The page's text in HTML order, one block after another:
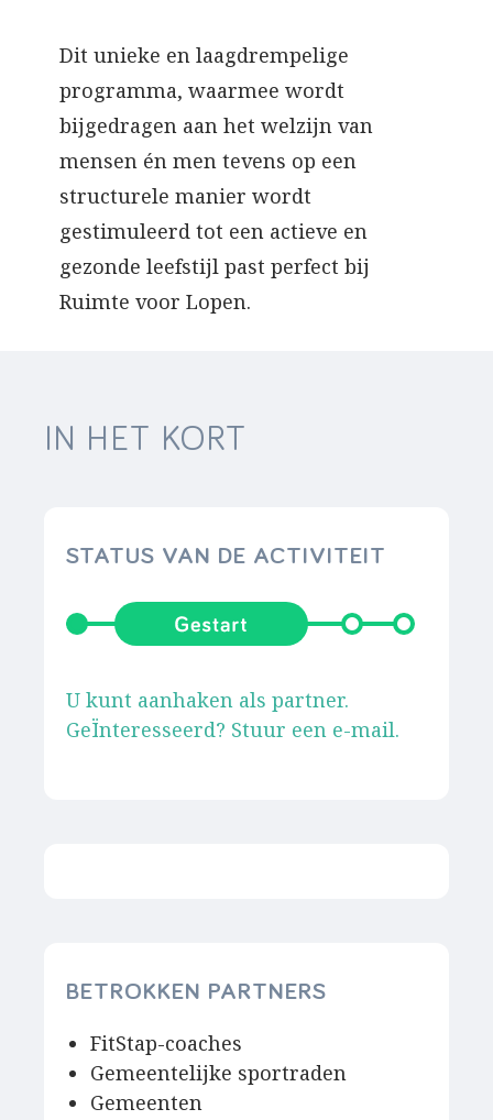
Dit unieke en laagdrempelige
programma, waarmee wordt
bijgedragen aan het welzijn van
mensen én men tevens op een
structurele manier wordt
gestimuleerd tot een actieve en
gezonde leefstijl past perfect bij
Ruimte voor Lopen.
IN HET KORT
STATUS VAN DE ACTIVITEIT
U kunt aanhaken als partner.
GeÏnteresseerd? Stuur een e-mail.
BETROKKEN PARTNERS
FitStap-coaches
Gemeentelijke sportraden
Gemeenten